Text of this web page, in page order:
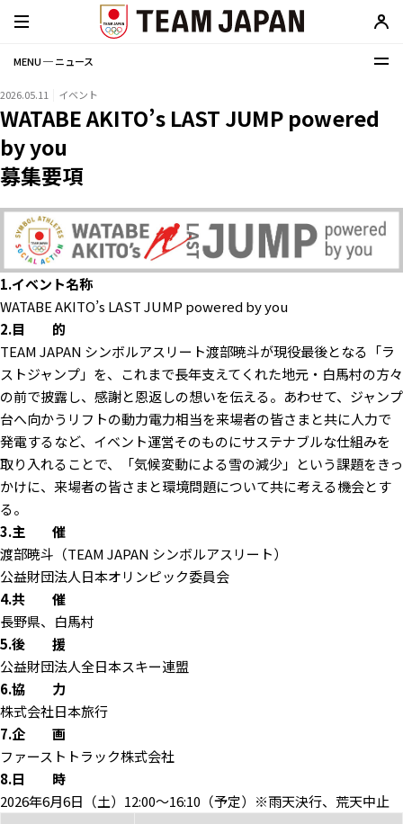
MENU ─ ニュース
2026.05.11 イベント
WATABE AKITO’s LAST JUMP powered
by you
募集要項
1.イベント名称
WATABE AKITO’s LAST JUMP powered by you
2.目 的
TEAM JAPAN シンボルアスリート渡部暁斗が現役最後となる「ラ
ストジャンプ」を、これまで長年支えてくれた地元・白馬村の方々
の前で披露し、感謝と恩返しの想いを伝える。あわせて、ジャンプ
台へ向かうリフトの動力電力相当を来場者の皆さまと共に人力で
発電するなど、イベント運営そのものにサステナブルな仕組みを
取り入れることで、「気候変動による雪の減少」という課題をきっ
かけに、来場者の皆さまと環境問題について共に考える機会とす
る。
3.主 催
渡部暁斗（TEAM JAPAN シンボルアスリート）
公益財団法人日本オリンピック委員会
4.共 催
長野県、白馬村
5.後 援
公益財団法人全日本スキー連盟
6.協 力
株式会社日本旅行
7.企 画
ファーストトラック株式会社
8.日 時
2026年6月6日（土）12:00～16:10（予定）※雨天決行、荒天中止